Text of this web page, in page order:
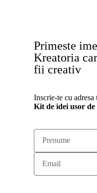
Primeste
Kreatoria
fii creativ
Inscrie-te cu adresa
Kit de idei usor